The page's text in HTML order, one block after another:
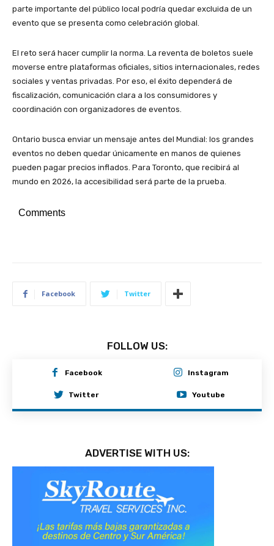
parte importante del público local podría quedar excluida de un
evento que se presenta como celebración global.
El reto será hacer cumplir la norma. La reventa de boletos suele
moverse entre plataformas oficiales, sitios internacionales, redes
sociales y ventas privadas. Por eso, el éxito dependerá de
fiscalización, comunicación clara a los consumidores y
coordinación con organizadores de eventos.
Ontario busca enviar un mensaje antes del Mundial: los grandes
eventos no deben quedar únicamente en manos de quienes
pueden pagar precios inflados. Para Toronto, que recibirá al
mundo en 2026, la accesibilidad será parte de la prueba.
Comments
Facebook Twitter
FOLLOW US:
Facebook Instagram
Twitter Youtube
ADVERTISE WITH US: